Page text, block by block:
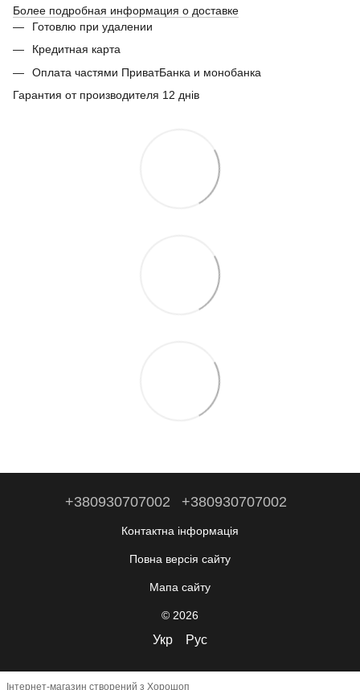
Более подробная информация о доставке
Готовлю при удалении
Кредитная карта
Оплата частями ПриватБанка и монобанка
Гарантия от производителя 12 днів
+380930707002 +380930707002
Контактна інформація
Повна версія сайту
Мапа сайту
© 2026
Укр Рус
Інтернет-магазин створений з Хорошоп